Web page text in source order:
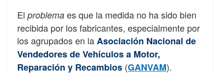
El problema es que la medida no ha sido bien
recibida por los fabricantes, especialmente por
los agrupados en laAsociación Nacional de
Vendedores de Vehículos a Motor,
Reparación y Recambios (GANVAM).